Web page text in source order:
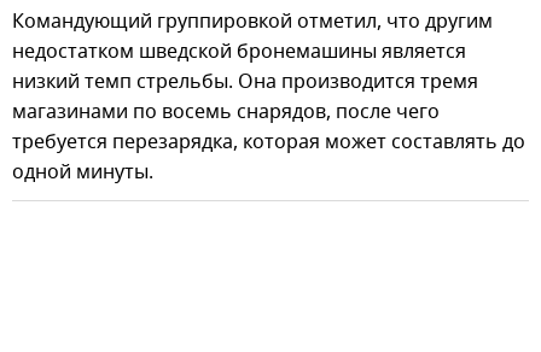
Командующий группировкой отметил, что другим
недостатком шведской бронемашины является
низкий темп стрельбы. Она производится тремя
магазинами по восемь снарядов, после чего
требуется перезарядка, которая может составлять до
одной минуты.